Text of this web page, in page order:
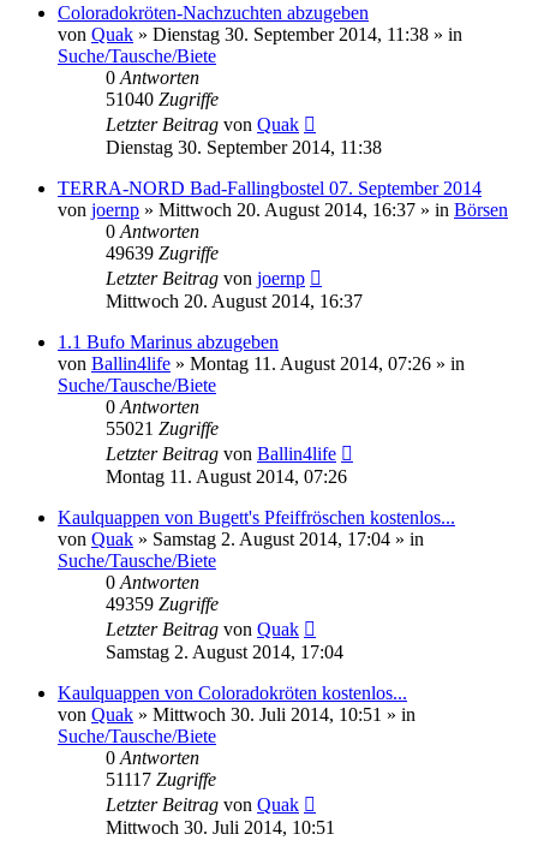
Coloradokröten-Nachzuchten abzugeben
von Quak » Dienstag 30. September 2014, 11:38 » in
Suche/Tausche/Biete
0 Antworten
51040 Zugriffe
Letzter Beitrag von Quak
Dienstag 30. September 2014, 11:38
TERRA-NORD Bad-Fallingbostel 07. September 2014
von joernp » Mittwoch 20. August 2014, 16:37 » in Börsen
0 Antworten
49639 Zugriffe
Letzter Beitrag von joernp
Mittwoch 20. August 2014, 16:37
1.1 Bufo Marinus abzugeben
von Ballin4life » Montag 11. August 2014, 07:26 » in
Suche/Tausche/Biete
0 Antworten
55021 Zugriffe
Letzter Beitrag von Ballin4life
Montag 11. August 2014, 07:26
Kaulquappen von Bugett's Pfeiffröschen kostenlos...
von Quak » Samstag 2. August 2014, 17:04 » in
Suche/Tausche/Biete
0 Antworten
49359 Zugriffe
Letzter Beitrag von Quak
Samstag 2. August 2014, 17:04
Kaulquappen von Coloradokröten kostenlos...
von Quak » Mittwoch 30. Juli 2014, 10:51 » in
Suche/Tausche/Biete
0 Antworten
51117 Zugriffe
Letzter Beitrag von Quak
Mittwoch 30. Juli 2014, 10:51